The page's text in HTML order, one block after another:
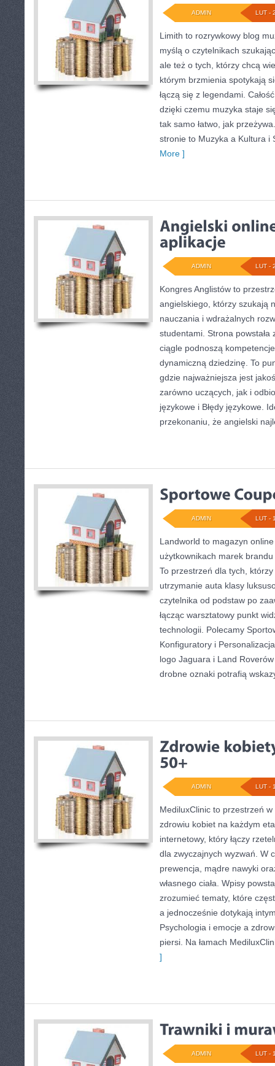
LUT -
ADMIN
Limith to rozrywkowy blog
myślą o czytelnikach
ale też o tych, którzy chcą
którym brzmienia spotykają
łączą się z legendami.
dzięki czemu muzyka staje
tak samo łatwo, jak
stronie to Muzyka a Kultura i
More ]
LUT -
ADMIN
Kongres Anglistów to
angielskiego, którzy szukają
nauczania i wdrażalnych
studentami. Strona
ciągle podnoszą
dynamiczną dziedzinę. To
gdzie najważniejsza jest
zarówno uczących, jak i
językowe i Błędy językowe.
przekonaniu, że angielski
LUT -
ADMIN
Landworld to magazyn
użytkownikach marek
To przestrzeń dla tych,
utrzymanie auta klasy
czytelnika od podstaw po
łącząc warsztatowy punkt
technologii. Polecamy
Konfiguratory i
logo Jaguara i Land
drobne oznaki potrafią
LUT -
ADMIN
MediluxClinic to przestrzeń
zdrowiu kobiet na każdym
internetowy, który łączy
dla zwyczajnych wyzwań. W
prewencja, mądre nawyki
własnego ciała. Wpisy
zrozumieć tematy, które
a jednocześnie dotykają
Psychologia i emocje a
piersi. Na łamach
]
LUT -
ADMIN